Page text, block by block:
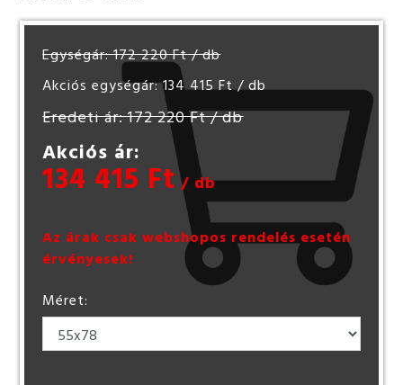
Egységár: 172 220 Ft/ db
Akciós egységár: 134 415 Ft/ db
Eredeti ár: 172 220 Ft/ db
Akciós ár:
134 415 Ft / db
Az árak csak webshopos rendelés esetén
érvényesek!
Méret: